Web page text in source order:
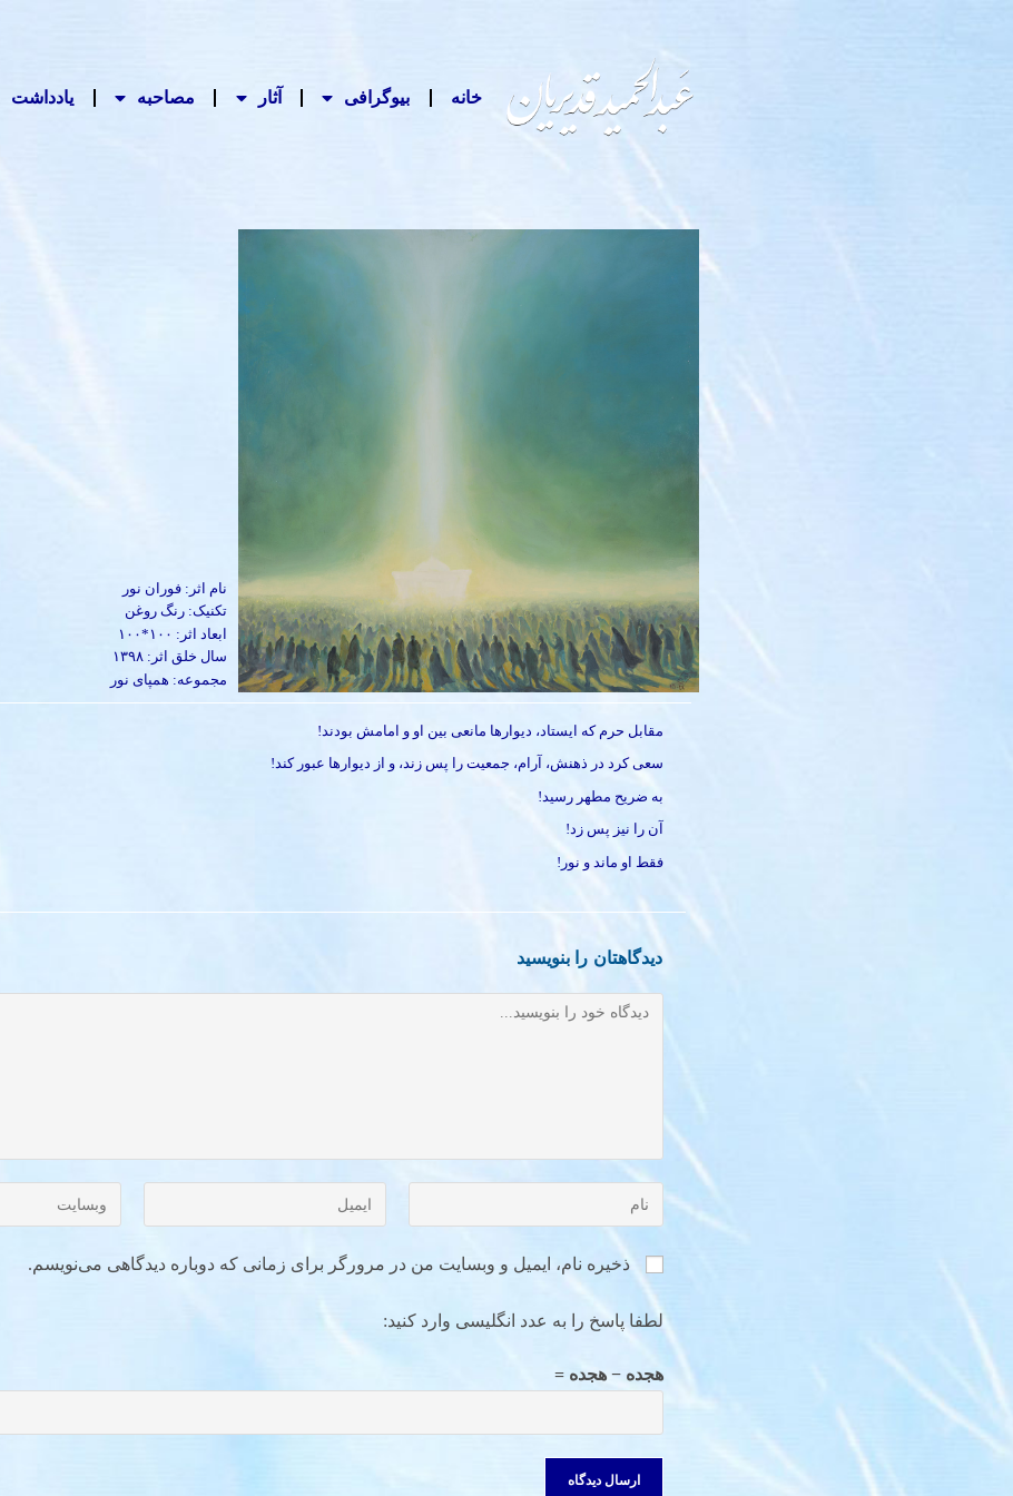
خانه بیوگرافی آثار مصاحبه‌ یادداشت‌
نام اثر: فوران نور
تکنیک: رنگ روغن
ابعاد اثر: ۱۰۰*۱۰۰
سال خلق اثر: ۱۳۹۸
مجموعه: همپای نور
مقابل حرم که ایستاد، دیوارها مانعی بین او و امامش بودند!
سعی کرد در ذهنش، آرام، جمعیت را پس زند، و از دیوارها عبور کند!
به ضریح مطهر رسید!
آن را نیز پس زد!
فقط او ماند و نور!
دیدگاهتان را بنویسید
ذخیره نام، ایمیل و وبسایت من در مرورگر برای زمانی که دوباره دیدگاهی می‌نویسم.
لطفا پاسخ را به عدد انگلیسی وارد کنید:
هجده − هجده =